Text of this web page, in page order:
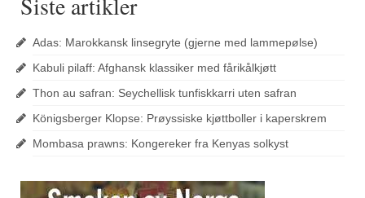
Adas: Marokkansk linsegryte (gjerne med lammepølse)
Kabuli pilaff: Afghansk klassiker med fårikålkjøtt
Thon au safran: Seychellisk tunfiskkarri uten safran
Königsberger Klopse: Prøyssiske kjøttboller i kaperskrem
Mombasa prawns: Kongereker fra Kenyas solkyst